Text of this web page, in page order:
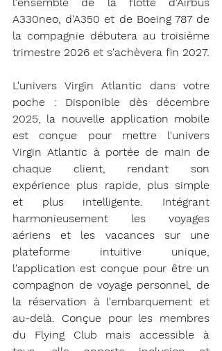
A330neo, d'A350 et de Boeing 787 de
la compagnie débutera au troisième
trimestre 2026 et s'achèvera fin 2027.
L'univers Virgin Atlantic dans votre
poche : Disponible dès décembre
2025, la nouvelle application mobile
est conçue pour mettre l'univers
Virgin Atlantic à portée de main de
chaque client, rendant son
expérience plus rapide, plus simple
et plus intelligente. Intégrant
harmonieusement les voyages
aériens et les vacances sur une
plateforme intuitive unique,
l'application est conçue pour être un
compagnon de voyage personnel, de
la réservation à l'embarquement et
au-delà. Conçue pour les membres
du Flying Club mais accessible à